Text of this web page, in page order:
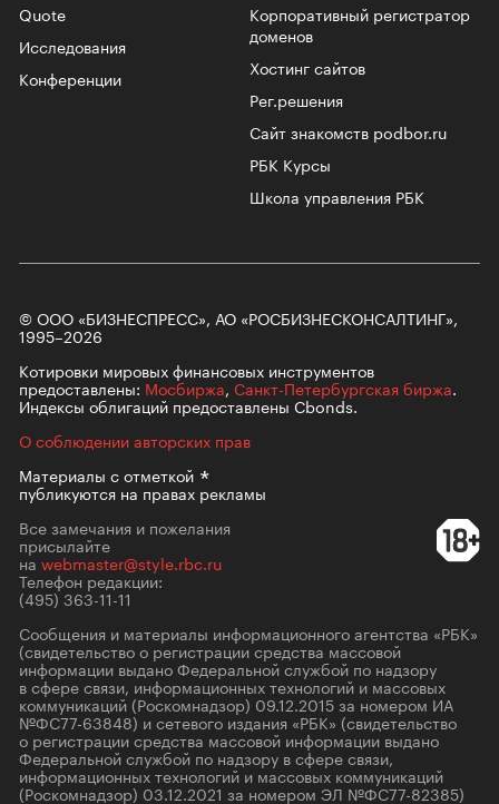
Корпоративный регистратор
доменов
Хостинг сайтов
Рег.решения
Сайт знакомств podbor.ru
РБК Курсы
Школа управления РБК
Quote
Исследования
Конференции
© ООО «БИЗНЕСПРЕСС», АО «РОСБИЗНЕСКОНСАЛТИНГ»,
1995–2026
Котировки мировых финансовых инструментов
предоставлены: Мосбиржа, Санкт-Петербургская биржа.
Индексы облигаций предоставлены Cbonds.
О соблюдении авторских прав
Материалы сотметкой
публикуются на правах рекламы
Все замечания и пожелания
присылайте
на webmaster@style.rbc.ru
Телефон редакции:
(495) 363-11-11
Сообщения и материалы информационного агентства «РБК»
(свидетельство о регистрации средства массовой
информации выдано Федеральной службой по надзору
в сфере связи, информационных технологий и массовых
коммуникаций (Роскомнадзор) 09.12.2015 за номером ИА
№ФС77-63848) и сетевого издания «РБК» (свидетельство
о регистрации средства массовой информации выдано
Федеральной службой по надзору в сфере связи,
информационных технологий и массовых коммуникаций
(Роскомнадзор) 03.12.2021 за номером ЭЛ №ФС77-82385)